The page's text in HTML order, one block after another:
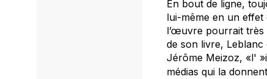
En bout de ligne,
lui-même en un
l’œuvre pourrait très
de son livre, Leblanc
Jérôme Meizoz, «l'
médias qui la